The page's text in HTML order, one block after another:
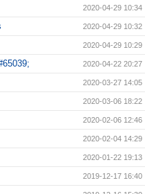
2020-04-29 10:34
2020-04-29 10:32
2020-04-29 10:29
2020-04-22 20:27
2020-03-27 14:05
2020-03-06 18:22
2020-02-06 12:46
2020-02-04 14:29
2020-01-22 19:13
2019-12-17 16:40